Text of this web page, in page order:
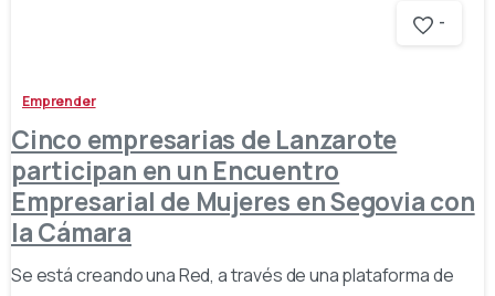
-
Emprender
Cinco empresarias de Lanzarote
participan en un Encuentro
Empresarial de Mujeres en Segovia con
la Cámara
Se está creando una Red, a través de una plataforma de